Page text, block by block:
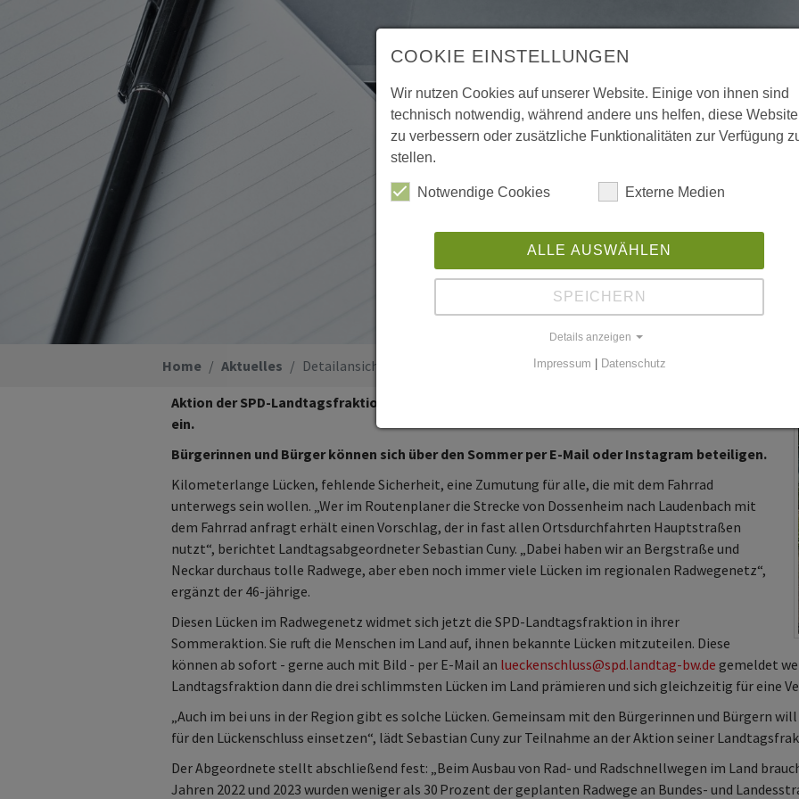
Home Aktuelles Detailansicht
Aktion der SPD-Landtagsfraktion zu Radwegelücken: Sebastian Cuny lädt zum Mitmachen
ein.
Bürgerinnen und Bürger können sich über den Sommer per E-Mail oder Instagram beteiligen.
Kilometerlange Lücken, fehlende Sicherheit, eine Zumutung für alle, die mit dem Fahrrad
unterwegs sein wollen. „Wer im Routenplaner die Strecke von Dossenheim nach Laudenbach mit
dem Fahrrad anfragt erhält einen Vorschlag, der in fast allen Ortsdurchfahrten Hauptstraßen
nutzt“, berichtet Landtagsabgeordneter Sebastian Cuny. „Dabei haben wir an Bergstraße und
Neckar durchaus tolle Radwege, aber eben noch immer viele Lücken im regionalen Radwegenetz“,
ergänzt der 46-jährige.
Diesen Lücken im Radwegenetz widmet sich jetzt die SPD-Landtagsfraktion in ihrer
Sommeraktion. Sie ruft die Menschen im Land auf, ihnen bekannte Lücken mitzuteilen. Diese
können ab sofort - gerne auch mit Bild - per E-Mail an lueckenschluss@spd.landtag-bw.de gemeldet
Landtagsfraktion dann die drei schlimmsten Lücken im Land prämieren und sich gleichzeitig für eine
„Auch im bei uns in der Region gibt es solche Lücken. Gemeinsam mit den Bürgerinnen und Bürgern
für den Lückenschluss einsetzen“, lädt Sebastian Cuny zur Teilnahme an der Aktion seiner
Der Abgeordnete stellt abschließend fest: „Beim Ausbau von Rad- und Radschnellwegen im Land
Jahren 2022 und 2023 wurden weniger als 30 Prozent der geplanten Radwege an Bundes- und
COOKIE EINSTELLUNGEN
Wir nutzen Cookies auf unserer Website. Einige von ihnen sind
technisch notwendig, während andere uns helfen, diese Website
zu verbessern oder zusätzliche Funktionalitäten zur Verfügung
stellen.
Notwendige Cookies Externe Medien
ALLE AUSWÄHLEN
SPEICHERN
Details anzeigen
Impressum | Datenschutz